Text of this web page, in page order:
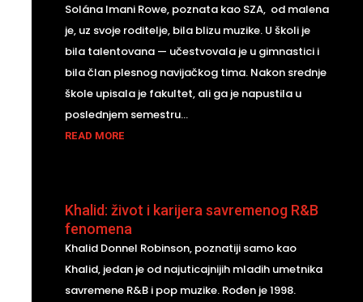
Solána Imani Rowe, poznata kao SZA, od malena
je, uz svoje roditelje, bila blizu muzike. U školi je
bila talentovana — učestvovala je u gimnastici i
bila član plesnog navijačkog tima. Nakon srednje
škole upisala je fakultet, ali ga je napustila u
poslednjem semestru...
READ MORE
Khalid: život i karijera savremenog R&B
fenomena
Khalid Donnel Robinson, poznatiji samo kao
Khalid, jedan je od najuticajnijih mladih umetnika
savremene R&B i pop muzike. Rođen je 1998.